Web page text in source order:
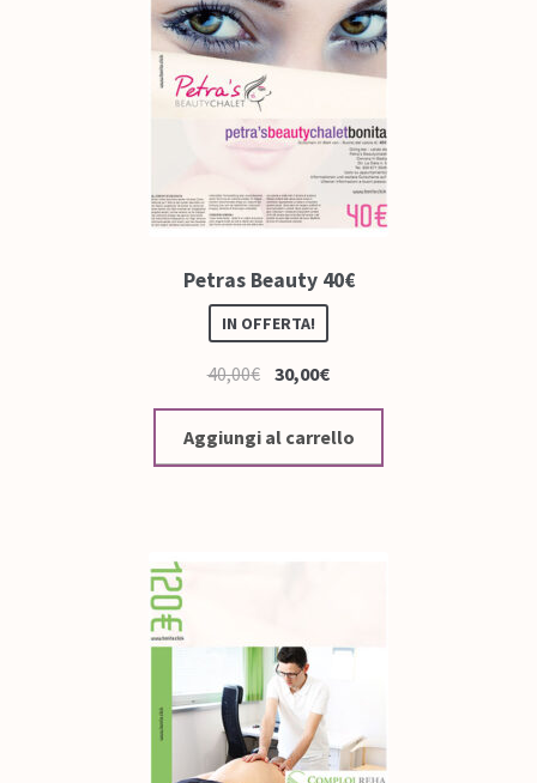
Petras Beauty 40€
IN OFFERTA!
40,00€ 30,00€
Aggiungi al carrello